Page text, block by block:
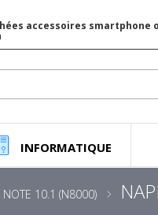
accessoires smartphone
INFORMATIQUE
NOTE 10.1 (N8000)